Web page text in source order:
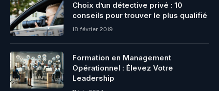
Choix d’un détective privé : 10
conseils pour trouver le plus qualifié
18 février 2019
Formation en Management
Opérationnel : Élevez Votre
Leadership